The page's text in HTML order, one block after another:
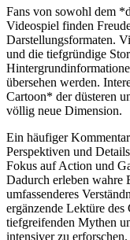
Fans von sowohl dem
Videospiel finden
Darstellungsformaten.
und die tiefgründige
übersehen werden.
Cartoon* der düsteren
völlig neue Dimension.
Ein häufiger
Perspektiven und
Fokus auf Action und
Dadurch erleben wahre
umfassenderes
ergänzende Lektüre
tiefgreifenden Mythen
intensiver zu erforschen.